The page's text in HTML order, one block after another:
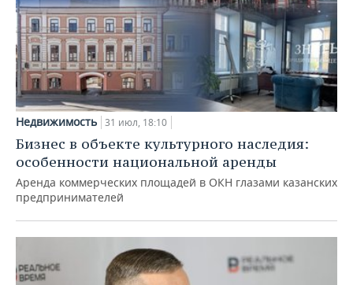
Недвижимость 31 июл, 18:10
Бизнес в объекте культурного наследия:
особенности национальной аренды
Аренда коммерческих площадей в ОКН глазами казанских
предпринимателей